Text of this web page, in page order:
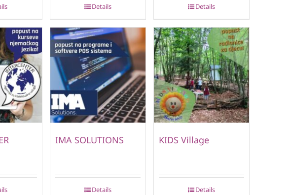
Details Details
IMA SOLUTIONS
Details
KIDS Village
Details